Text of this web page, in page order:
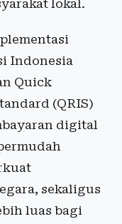
lokal.
Indonesia
Quick
(QRIS)
digital
sekaligus
luas bagi